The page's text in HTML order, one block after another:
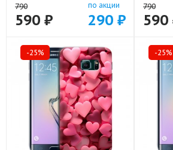
790
590 ₽
по акции
290 ₽
790
590
-25% -25%